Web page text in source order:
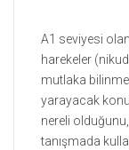
A1 seviyesi
harekeler
mutlaka
yarayacak
nereli
tanışmada